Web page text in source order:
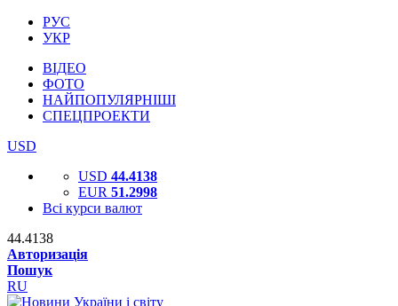
РУС
УКР
ВІДЕО
ФОТО
НАЙПОПУЛЯРНІШІ
СПЕЦПРОЕКТИ
USD
USD 44.4138
EUR 51.2998
Всі курси валют
44.4138
Авторизація
Пошук
RU